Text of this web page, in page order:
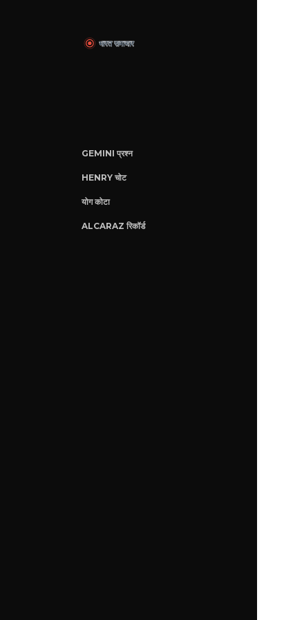
GEMINI प्रश्न
HENRY चोट
योग कोटा
ALCARAZ रिकॉर्ड